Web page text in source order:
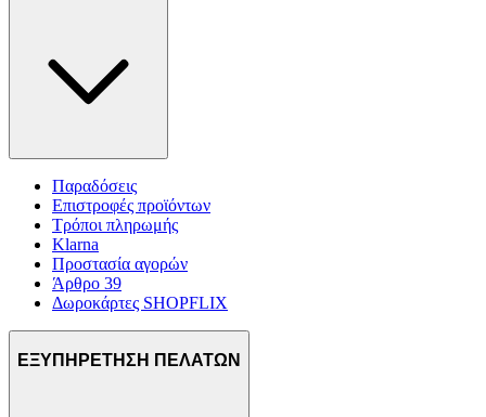
Παραδόσεις
Επιστροφές προϊόντων
Τρόποι πληρωμής
Klarna
Προστασία αγορών
Άρθρο 39
Δωροκάρτες SHOPFLIX
ΕΞΥΠΗΡΕΤΗΣΗ ΠΕΛΑΤΩΝ